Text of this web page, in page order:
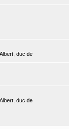
duc de
duc de